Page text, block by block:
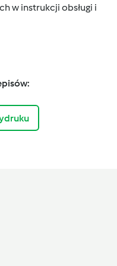
w instrukcji obsługi i